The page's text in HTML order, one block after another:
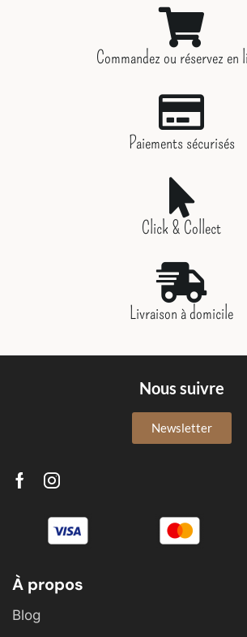
Commandez ou réservez en
Paiements sécurisés
Click & Collect
Livraison à domicile
Nous suivre
Newsletter
À propos
Blog